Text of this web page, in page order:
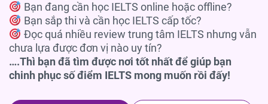
Bạn đang cần học IELTS online hoặc offline?
Bạn sắp thi và cần học IELTS cấp tốc?
Đọc quá nhiều review trung tâm IELTS nhưng vẫn
chưa lựa được đơn vị nào uy tín?
….Thì bạn đã tìm được nơi tốt nhất để giúp bạn
chinh phục số điểm IELTS mong muốn rồi đấy!